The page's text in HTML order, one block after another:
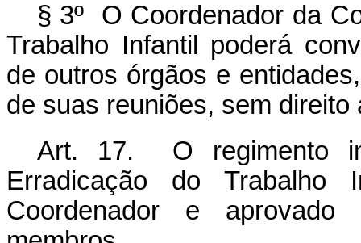
§ 3º O Coordenador da
Trabalho Infantil poderá
de outros órgãos e
de suas reuniões, sem direito
Art. 17. O regimento
Erradicação do Trabalho
Coordenador e